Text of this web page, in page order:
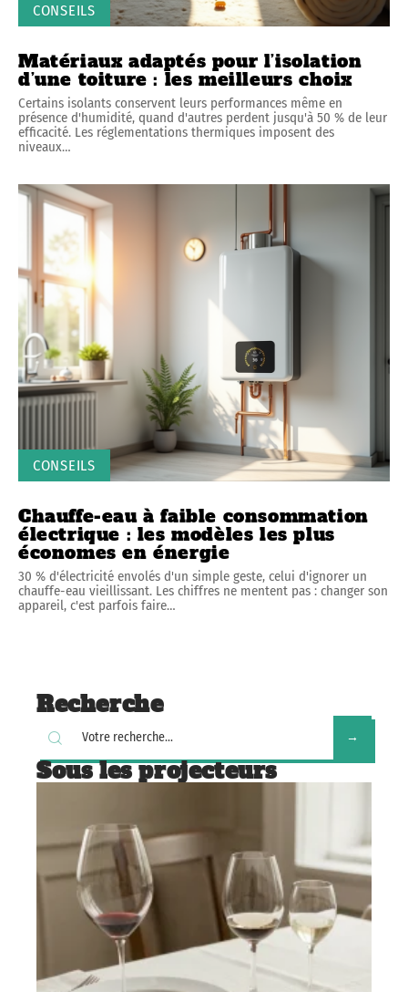
CONSEILS
Matériaux adaptés pour l’isolation
d’une toiture : les meilleurs choix
Certains isolants conservent leurs performances même en
présence d'humidité, quand d'autres perdent jusqu'à 50 % de leur
efficacité. Les réglementations thermiques imposent des
niveaux…
CONSEILS
Chauffe-eau à faible consommation
électrique : les modèles les plus
économes en énergie
30 % d'électricité envolés d'un simple geste, celui d'ignorer un
chauffe-eau vieillissant. Les chiffres ne mentent pas : changer son
appareil, c'est parfois faire…
Recherche
Sous les projecteurs